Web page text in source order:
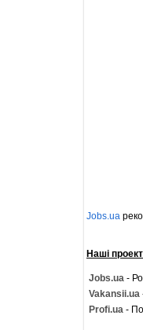
Jobs.ua
Наші
Jobs.ua -
Vakansii.ua
Profi.ua -